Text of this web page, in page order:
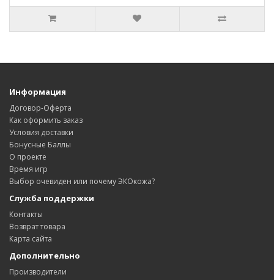
Информация
Договор-Оферта
Как оформить заказ
Условия доставки
Бонусные Баллы
О проекте
Время игр
Выбор очевиден или почему ЭКОкожа?
Служба поддержки
Контакты
Возврат товара
Карта сайта
Дополнительно
Производители